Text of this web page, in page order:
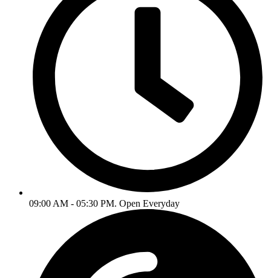
09:00 AM - 05:30 PM. Open Everyday